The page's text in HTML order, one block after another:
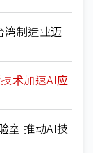
制造业迈
术加速AI应
室 推动AI技